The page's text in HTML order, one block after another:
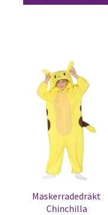
Maskerradedräkt
Chinchilla